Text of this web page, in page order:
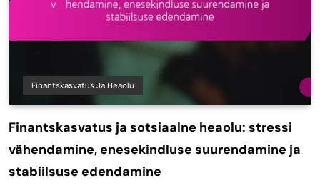
Finantskasvatus Ja Heaolu
Finantskasvatus ja sotsiaalne heaolu: stressi
vähendamine, enesekindluse suurendamine ja
stabiilsuse edendamine